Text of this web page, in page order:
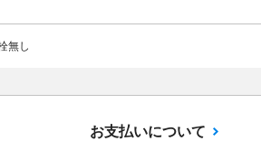
無し
お支払いについて